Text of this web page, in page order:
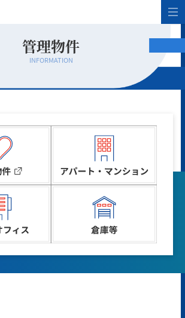
管理物件
INFORMATION